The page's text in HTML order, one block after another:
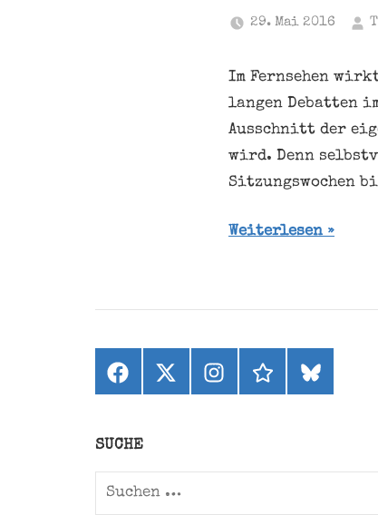
29. Mai 2016
Im Fernsehen
langen Debatten
Ausschnitt der
wird. Denn
Sitzungswochen
Weiterlesen
Facebook
X
(ehemals
Instagramthreadsbluesky
SUCHE
Suchen